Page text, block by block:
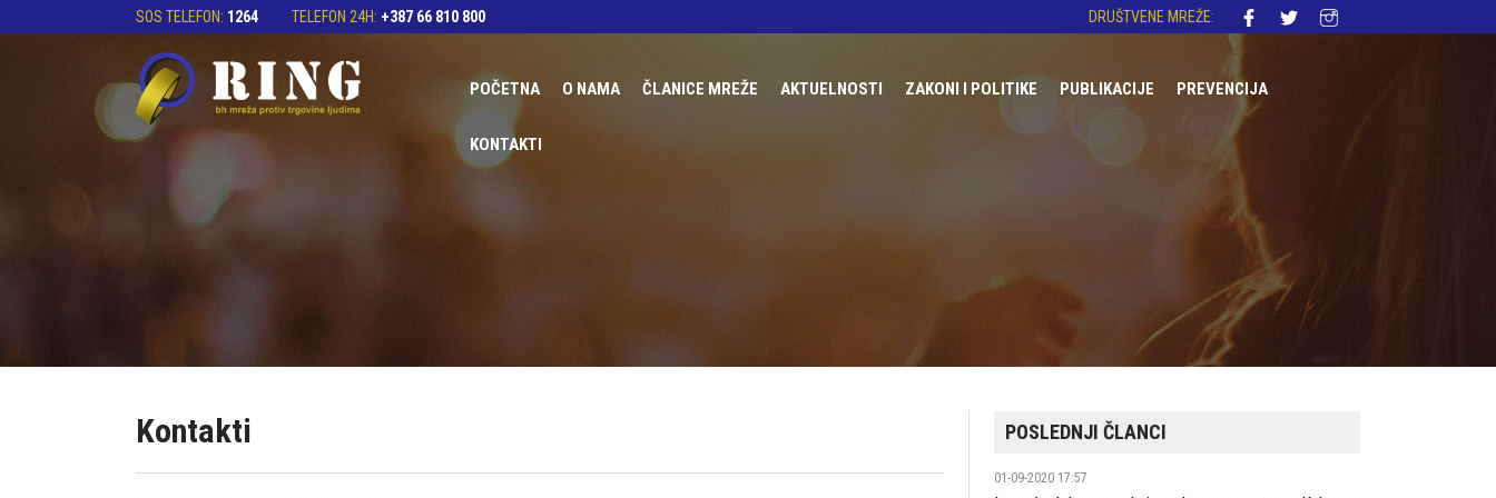
SOS TELEFON: 1264 TELEFON 24H: +387 66 810 800 DRUŠTVENE MREŽE:
POČETNA О NAMA ČLANICE MREŽE
UDRUŽENJE AKTIVNIH ŽENA GENDER
AKTUELNOSTI ZAKONI I POLITIKE
MEĐUNARODNA REGULATIVA
PUBLIKACIJE PREVENCIJA
KONTAKTI
Kontakti POSLEDNJI ČLANCI
01-09-2020 17:57